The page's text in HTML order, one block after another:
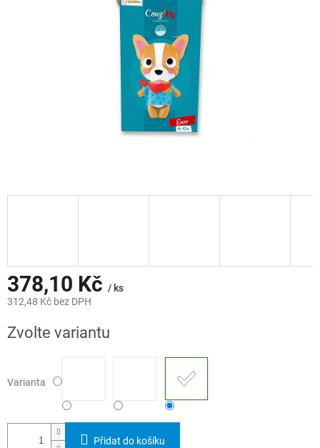
378,10 Kč / ks
312,48 Kč bez DPH
cena:
Zvolte variantu
Varianta
Přidat do košíku